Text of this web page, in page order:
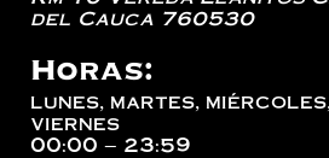
del Cauca 760530
Horas:
lunes, martes,
viernes
00:00 – 23:59